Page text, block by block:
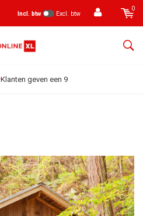
Incl. btw Excl. btw
0
Klanten geven een 9